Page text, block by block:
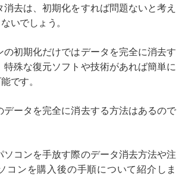
去は、初期化をすれば問題ないと考え
いでしょう。
の初期化だけではデータを完全に消去す
特殊な復元ソフトや技術があれば簡単に
です。
データを完全に消去する方法はあるので
ソコンを手放す際のデータ消去方法や注
コンを購入後の手順について紹介しま